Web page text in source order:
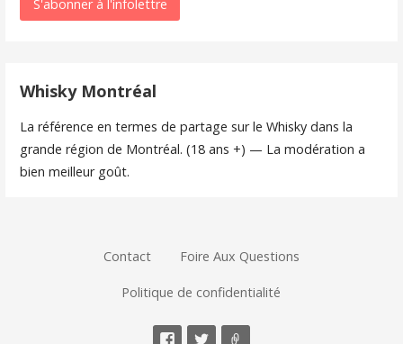
Whisky Montréal
La référence en termes de partage sur le Whisky dans la
grande région de Montréal. (18 ans +) — La modération a
bien meilleur goût.
Contact Foire Aux Questions
Politique de confidentialité